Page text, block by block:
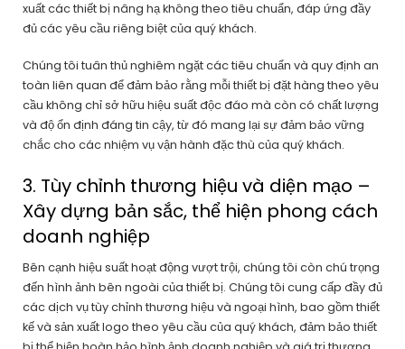
xuất các thiết bị nâng hạ không theo tiêu chuẩn, đáp ứng đầy
đủ các yêu cầu riêng biệt của quý khách.
Chúng tôi tuân thủ nghiêm ngặt các tiêu chuẩn và quy định an
toàn liên quan để đảm bảo rằng mỗi thiết bị đặt hàng theo yêu
cầu không chỉ sở hữu hiệu suất độc đáo mà còn có chất lượng
và độ ổn định đáng tin cậy, từ đó mang lại sự đảm bảo vững
chắc cho các nhiệm vụ vận hành đặc thù của quý khách.
3. Tùy chỉnh thương hiệu và diện mạo –
Xây dựng bản sắc, thể hiện phong cách
doanh nghiệp
Bên cạnh hiệu suất hoạt động vượt trội, chúng tôi còn chú trọng
đến hình ảnh bên ngoài của thiết bị. Chúng tôi cung cấp đầy đủ
các dịch vụ tùy chỉnh thương hiệu và ngoại hình, bao gồm thiết
kế và sản xuất logo theo yêu cầu của quý khách, đảm bảo thiết